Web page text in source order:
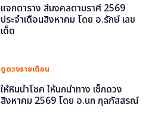
แจกตาราง สีมงคลตามราศี 2569
ประจำเดือนสิงหาคม โดย อ.รักษ์ เลข
เด็ด
ดูดวงรายเดือน
ให้หินนำโชค ให้นกนำทาง เช็กดวง
สิงหาคม 2569 โดย อ.นก กุลภัสสรณ์